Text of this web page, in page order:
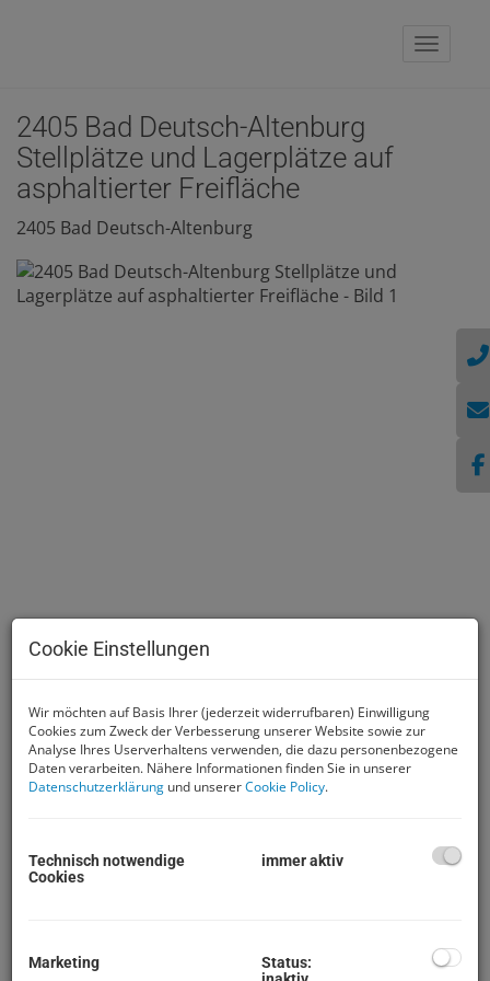
2405 Bad Deutsch-Altenburg
Stellplätze und Lagerplätze auf
asphaltierter Freifläche
2405 Bad Deutsch-Altenburg
Beschreibung
2405 Bad Deutsch-Altenburg
Cookie Einstellungen
Wir möchten auf Basis Ihrer (jederzeit widerrufbaren) Einwilligung
Cookies zum Zweck der Verbesserung unserer Website sowie zur
Analyse Ihres Userverhaltens verwenden, die dazu personenbezogene
Daten verarbeiten. Nähere Informationen finden Sie in unserer
Datenschutzerklärung und unsererCookie Policy.
Technisch notwendige
Cookies
immer aktiv
Marketing
Status: